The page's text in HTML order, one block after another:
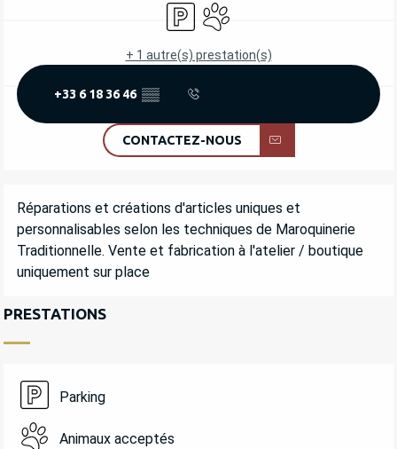
ParkingAnimaux acceptés
+ 1 autre(s) prestation(s)
+33 6 18 36 46 ▒▒
CONTACTEZ-NOUS
DESCRIPTION
Réparations et créations d'articles uniques et
personnalisables selon les techniques de Maroquinerie
Traditionnelle. Vente et fabrication à l'atelier / boutique
uniquement sur place
PRESTATIONS
Parking
Animaux acceptés